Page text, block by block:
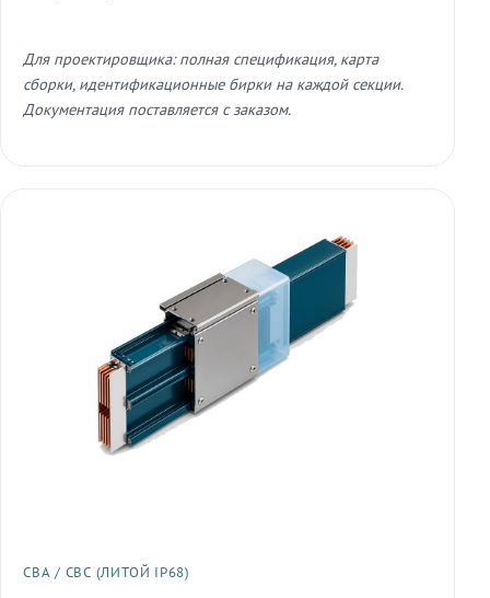
Для проектировщика: полная спецификация, карта
сборки, идентификационные бирки на каждой секции.
Документация поставляется с заказом.
СВА / СВС (ЛИТОЙ IP68)